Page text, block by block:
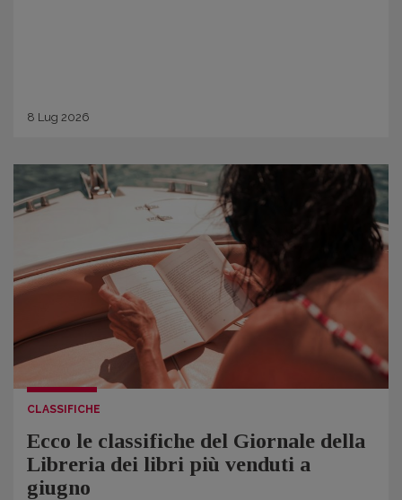
8 Lug 2026
CLASSIFICHE
Ecco le classifiche del Giornale della
Libreria dei libri più venduti a
giugno